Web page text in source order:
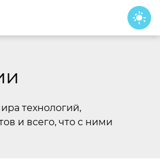
технологий,
и всего, что с ними